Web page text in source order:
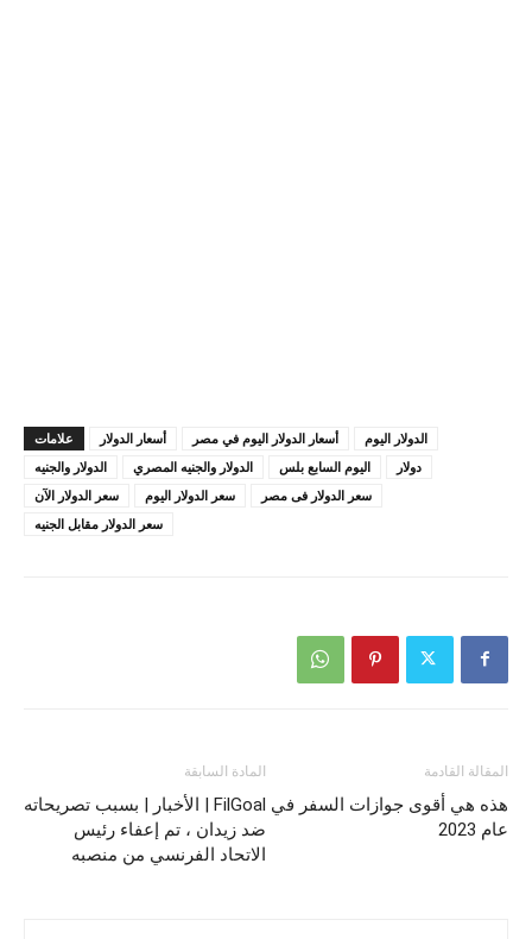
علامات أسعار الدولار أسعار الدولار اليوم في مصر
الدولار اليوم
الدولار والجنيه
الدولار والجنيه المصري اليوم السابع بلس
دولار
سعر الدولار الآن
سعر الدولار اليوم
سعر الدولار فى مصر
سعر الدولار مقابل الجنيه
المادة السابقة
FilGoal | الأخبار | بسبب تصريحاته
ضد زيدان ، تم إعفاء رئيس
الاتحاد الفرنسي من منصبه
المقالة القادمة
هذه هي أقوى جوازات السفر في
عام 2023